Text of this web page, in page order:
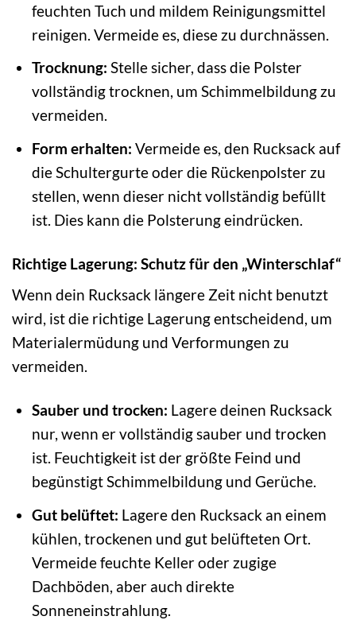
feuchten Tuch und mildem Reinigungsmittel
reinigen. Vermeide es, diese zu durchnässen.
Trocknung: Stelle sicher, dass die Polster
vollständig trocknen, um Schimmelbildung zu
vermeiden.
Form erhalten: Vermeide es, den Rucksack auf
die Schultergurte oder die Rückenpolster zu
stellen, wenn dieser nicht vollständig befüllt
ist. Dies kann die Polsterung eindrücken.
Richtige Lagerung: Schutz für den „Winterschlaf“
Wenn dein Rucksack längere Zeit nicht benutzt
wird, ist die richtige Lagerung entscheidend, um
Materialermüdung und Verformungen zu
vermeiden.
Sauber und trocken: Lagere deinen Rucksack
nur, wenn er vollständig sauber und trocken
ist. Feuchtigkeit ist der größte Feind und
begünstigt Schimmelbildung und Gerüche.
Gut belüftet: Lagere den Rucksack an einem
kühlen, trockenen und gut belüfteten Ort.
Vermeide feuchte Keller oder zugige
Dachböden, aber auch direkte
Sonneneinstrahlung.